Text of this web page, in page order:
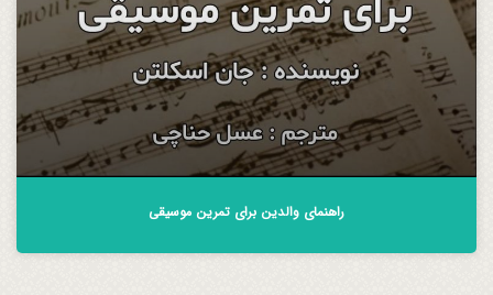
راهنمای والدین برای تمرین موسیقی